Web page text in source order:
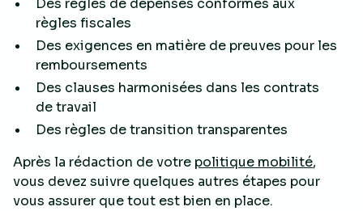
Des règles de dépenses conformes aux
règles fiscales
Des exigences en matière de preuves pour les
remboursements
Des clauses harmonisées dans les contrats
de travail
Des règles de transition transparentes
Après la rédaction de votre politique mobilité,
vous devez suivre quelques autres étapes pour
vous assurer que tout est bien en place.